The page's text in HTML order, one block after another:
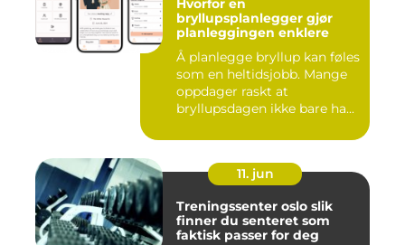
Hvorfor en
bryllupsplanlegger gjør
planleggingen enklere
Å planlegge bryllup kan føles
som en heltidsjobb. Mange
oppdager raskt at
bryllupsdagen ikke bare ha...
11. jun
Treningssenter oslo slik
finner du senteret som
faktisk passer for deg